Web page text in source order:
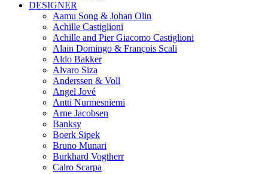
DESIGNER
Aamu Song & Johan Olin
Achille Castiglioni
Achille and Pier Giacomo Castiglioni
Alain Domingo & François Scali
Aldo Bakker
Alvaro Siza
Anderssen & Voll
Angel Jové
Antti Nurmesniemi
Arne Jacobsen
Banksy
Boerk Sipek
Bruno Munari
Burkhard Vogtherr
Calro Scarpa